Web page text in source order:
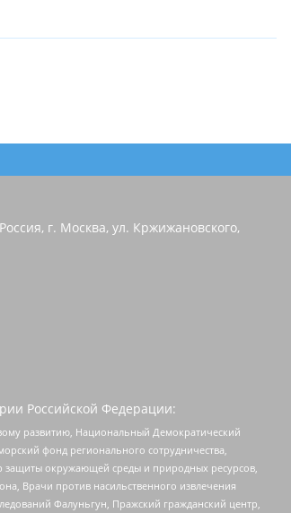
г. Москва, ул. Кржижановского,
Российской Федерации:
развитию, Национальный Демократический
фонд регионального сотрудничества,
окружающей среды и природных ресурсов,
Врачи против насильственного извлечения
Фалуньгун, Пражский гражданский центр,